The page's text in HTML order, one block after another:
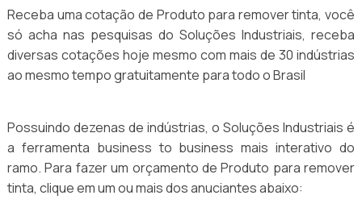
Receba uma cotação de Produto para remover tinta, você
só acha nas pesquisas do Soluções Industriais, receba
diversas cotações hoje mesmo com mais de 30 indústrias
ao mesmo tempo gratuitamente para todo o Brasil
Possuindo dezenas de indústrias, o Soluções Industriais é
a ferramenta business to business mais interativo do
ramo. Para fazer um orçamento de Produto para remover
tinta, clique em um ou mais dos anuciantes abaixo: